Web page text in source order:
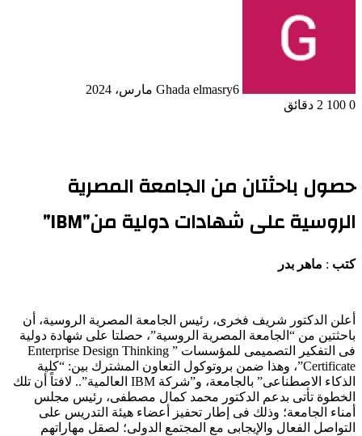
Ghada elmasry6 مارس، 2024
0
2 دقائق
حصول باحثتان من الجامعة المصرية
الروسية على شهادات دولية من”IBM”
كتب : ماهر بدر
أعلن الدكتور شريف فخرى، رئيس الجامعة المصرية الروسية، أن
باحثتين من “الجامعة المصرية الروسية”، حصلتا على شهادة دولية
فى التفكير التصميمى للمؤسسات ” Enterprise Design Thinking
Certificate”، وهذا ضمن بروتوكول التعاون المشترك بين: “كلية
الذكاء الاصطناعى” بالجامعة، و”شركة IBM العالمية”.. لافتاً أن تلك
الخطوة تأتى بدعم الدكتور محمد كمال مصطفى، رئيس مجلس
أمناء الجامعة؛ وذلك فى إطار تحفيز أعضاء هيئة التدريس على
التواصل الفعال والإيجابى مع المجتمع الدولى؛ لصقل مهاراتهم